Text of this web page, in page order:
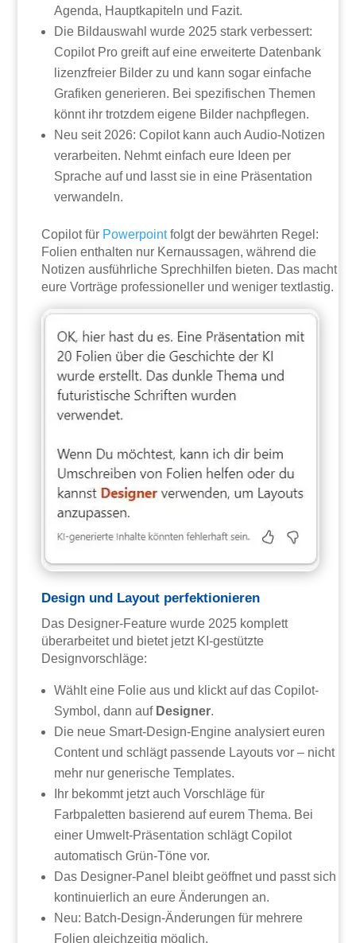
Agenda, Hauptkapiteln und Fazit.
Die Bildauswahl wurde 2025 stark verbessert:
Copilot Pro greift auf eine erweiterte Datenbank
lizenzfreier Bilder zu und kann sogar einfache
Grafiken generieren. Bei spezifischen Themen
könnt ihr trotzdem eigene Bilder nachpflegen.
Neu seit 2026: Copilot kann auch Audio-Notizen
verarbeiten. Nehmt einfach eure Ideen per
Sprache auf und lasst sie in eine Präsentation
verwandeln.
Copilot für Powerpointfolgt der bewährten Regel:
Folien enthalten nur Kernaussagen, während die
Notizen ausführliche Sprechhilfen bieten. Das macht
eure Vorträge professioneller und weniger textlastig.
Design und Layout perfektionieren
Das Designer-Feature wurde 2025 komplett
überarbeitet und bietet jetzt KI-gestützte
Designvorschläge:
Wählt eine Folie aus und klickt auf das Copilot-
Symbol, dann auf Designer.
Die neue Smart-Design-Engine analysiert euren
Content und schlägt passende Layouts vor – nicht
mehr nur generische Templates.
Ihr bekommt jetzt auch Vorschläge für
Farbpaletten basierend auf eurem Thema. Bei
einer Umwelt-Präsentation schlägt Copilot
automatisch Grün-Töne vor.
Das Designer-Panel bleibt geöffnet und passt sich
kontinuierlich an eure Änderungen an.
Neu: Batch-Design-Änderungen für mehrere
Folien gleichzeitig möglich.